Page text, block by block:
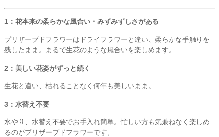
1：花本来の柔らかな風合い・みずみずしさがある
プリザーブドフラワーはドライフラワーと違い、柔らかな手触りを
残したまま。まるで生花のような風合いを楽しめます。
2：美しい花姿がずっと続く
生花と違い、枯れることなく何年も美しいまま。
3：水替え不要
水やり、水替え不要でお手入れ簡単。忙しい方も気兼ねなく楽しめ
るのがプリザーブドフラワーです。